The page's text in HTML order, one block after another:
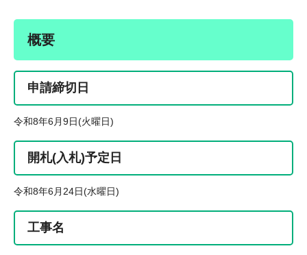
概要
申請締切日
令和8年6月9日(火曜日)
開札(入札)予定日
令和8年6月24日(水曜日)
工事名